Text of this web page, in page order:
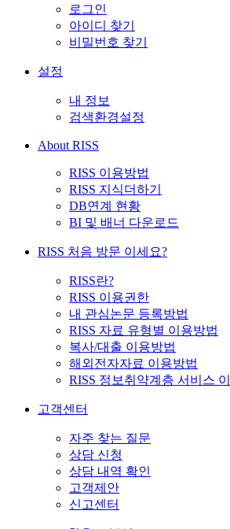
로그인
아이디 찾기
비밀번호 찾기
설정
내 정보
검색환경설정
About RISS
RISS 이용방법
RISS 지식더하기
DB연계 현황
BI 및 배너 다운로드
RISS 처음 방문 이세요?
RISS란?
RISS 이용권한
내 관심논문 등록방법
RISS 자료 유형별 이용방법
복사/대출 이용방법
해외전자자료 이용방법
RISS 정보취약계층 서비스
고객센터
자주 찾는 질문
상담 신청
상담 내역 확인
고객제안
신고센터